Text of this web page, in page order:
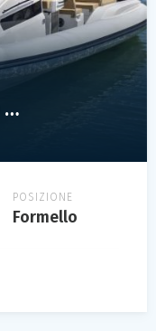
PANAMERA YACHT PY110 GT VELOCE
POSIZIONE
Formello